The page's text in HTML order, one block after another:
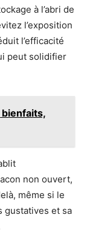
à l’abri de
l’exposition
l’efficacité
peut solidifier
non ouvert,
même si le
gustatives et sa